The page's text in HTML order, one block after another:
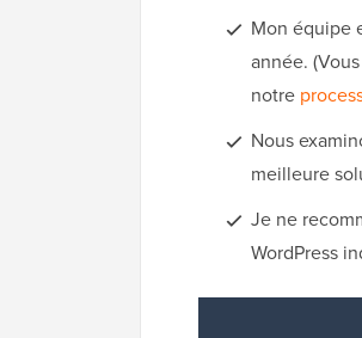
Mon équipe
année.
notre
Nous
meilleure
Je ne
WordPress